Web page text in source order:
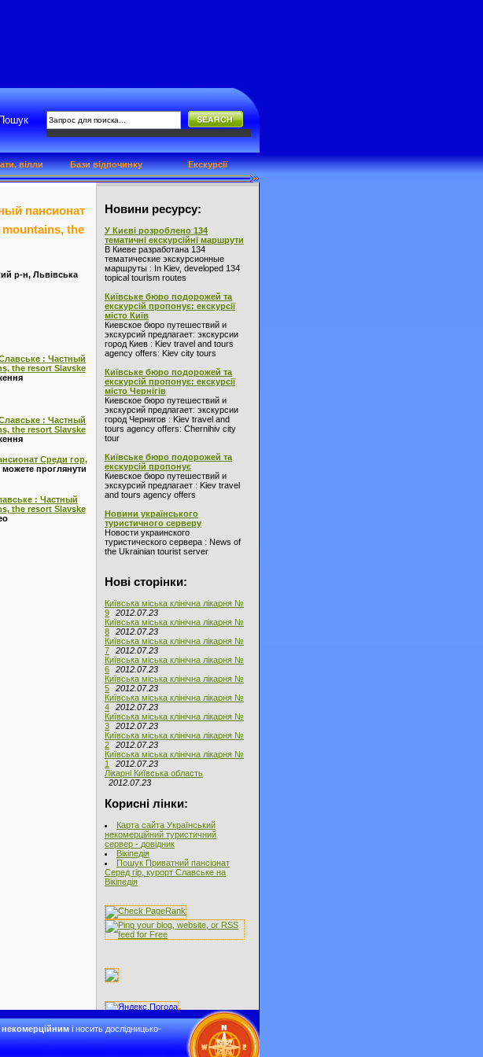
Новини ресурсу:
У Києві розроблено 134
тематичні екскурсійні маршрути
В Киеве разработана 134
тематические экскурсионные
маршруты : In Kiev, developed 134
topical tourism routes
Київське бюро подорожей та
екскурсій пропонує: екскурсії
місто Київ
Киевское бюро путешествий и
экскурсий предлагает: экскурсии
город Киев : Kiev travel and tours
agency offers: Kiev city tours
Київське бюро подорожей та
екскурсій пропонує: екскурсії
місто Чернігів
Киевское бюро путешествий и
экскурсий предлагает: экскурсии
город Чернигов : Kiev travel and
tours agency offers: Chernihiv city
tour
Київське бюро подорожей та
екскурсій пропонує
Киевское бюро путешествий и
экскурсий предлагает : Kiev travel
and tours agency offers
Новини українського
туристичного серверу
Новости украинского
туристического сервера : News of
the Ukrainian tourist server
Нові сторінки:
Київська міська клінічна лікарня №
9
2012.07.23
Київська міська клінічна лікарня №
8
2012.07.23
Київська міська клінічна лікарня №
7
2012.07.23
Київська міська клінічна лікарня №
6
2012.07.23
Київська міська клінічна лікарня №
5
2012.07.23
Київська міська клінічна лікарня №
4
2012.07.23
Київська міська клінічна лікарня №
3
2012.07.23
Київська міська клінічна лікарня №
2
2012.07.23
Київська міська клінічна лікарня №
1
2012.07.23
Лікарні Київська область
2012.07.23
Корисні лінки:
Карта сайта Український
некомерційний туристичний
сервер - довідник
Вікіпедія
Пошук Приватний пансіонат
Серед гір, курорт Славське на
Вікіпедія
пансионат
the
р-н, Львівська
: Частный
the resort Slavske
: Частный
the resort Slavske
Среди гор,
можете проглянути
: Частный
the resort Slavske
вілли Бази відпочинку Екскурсії
некомерційнимі носить дослідницько-